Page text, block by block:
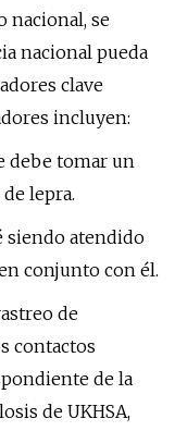
nacional, se
nacional pueda
clave
incluyen:
debe tomar un
lepra.
siendo atendido
conjunto con él.
de
contactos
de la
de UKHSA,